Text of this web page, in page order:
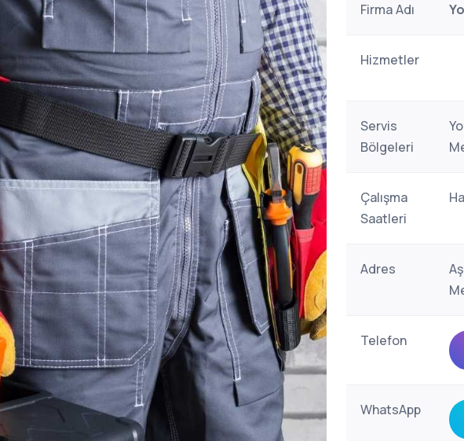
Firma Adı
Hizmetler
Servis
Bölgeleri
Çalışma
Saatleri
Adres
Telefon
WhatsApp